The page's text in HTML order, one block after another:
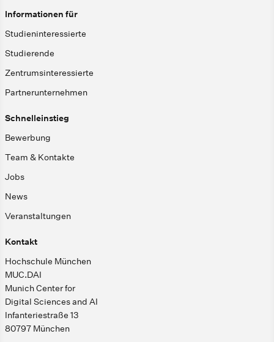
Informationen für
Studieninteressierte
Studierende
Zentrumsinteressierte
Partnerunternehmen
Schnelleinstieg
Bewerbung
Team & Kontakte
Jobs
News
Veranstaltungen
Kontakt
Hochschule München
MUC.DAI
Munich Center for
Digital Sciences and AI
Infanteriestraße 13
80797 München